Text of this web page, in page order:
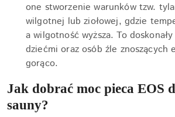
one stworzenie warunków tzw.
wilgotnej lub ziołowej, gdzie
a wilgotność wyższa. To
dziećmi oraz osób źle znoszących
gorąco.
Jak dobrać moc pieca EOS
sauny?